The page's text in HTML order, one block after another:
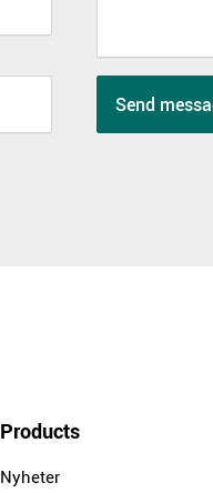
Send
Products
Nyheter